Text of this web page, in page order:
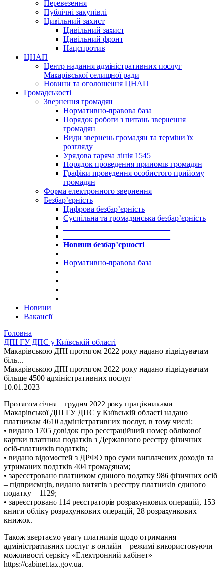
Перевезення
Публічні закупівлі
Цивільний захист
Цивільний захист
Цивільний фронт
Нацспротив
ЦНАП
Центр надання адміністративних послуг
Макарівської селищної ради
Новини та оголошення ЦНАП
Громадськості
Звернення громадян
Нормативно-правова база
Порядок роботи з питань звернення
громадян
Види звернень громадян та терміни їх
розгляду
Урядова гаряча лінія 1545
Порядок проведення прийомів громадян
Графіки проведення особистого прийому
громадян
Форма електронного звернення
Безбар’єрність
Цифрова безбар’єрність
Суспільна та громадянська безбар’єрність
Новини безбар’єрності
Нормативно-правова база
Новини
Вакансії
Головна
ДПІ ГУ ДПС у Київській області
Макарівською ДПІ протягом 2022 року надано відвідувачам
біль...
Макарівською ДПІ протягом 2022 року надано відвідувачам
більше 4500 адміністративних послуг
10.01.2023
Протягом січня – грудня 2022 року працівниками
Макарівської ДПІ ГУ ДПС у Київській області надано
платникам 4610 адміністративних послуг, в тому числі:
• видано 1705 довідок про реєстраційний номер облікової
картки платника податків з Державного реєстру фізичних
осіб-платників податків;
• видано відомостей з ДРФО про суми виплачених доходів та
утриманих податків 404 громадянам;
• зареєстровано платником єдиного податку 986 фізичних осіб
– підприємців, видано витягів з реєстру платників єдиного
податку – 1129;
• зареєстровано 114 реєстраторів розрахункових операцій, 153
книги обліку розрахункових операцій, 28 розрахункових
книжок.
Також звертаємо увагу платників щодо отримання
адміністративних послуг в онлайн – режимі використовуючи
можливості сервісу «Електронний кабінет»
https://cabinet.tax.gov.ua.